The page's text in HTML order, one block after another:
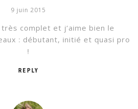
9 juin 2015
REPLY
complet et j’aime bien le
: débutant, initié et quasi pro
!